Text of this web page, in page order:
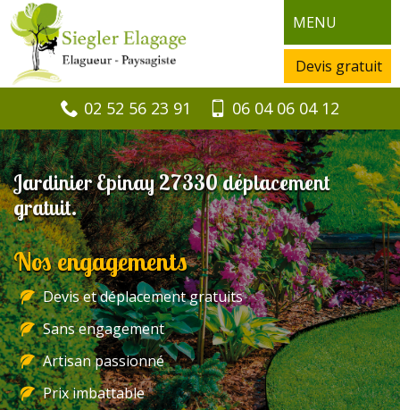
MENU
Devis gratuit
02 52 56 23 91 06 04 06 04 12
Jardinier Epinay 27330 déplacement
gratuit.
Nos engagements
Devis et déplacement gratuits
Sans engagement
Artisan passionné
Prix imbattable